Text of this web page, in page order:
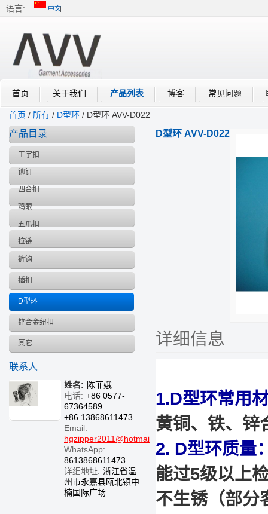
语言: 中文
首页 关于我们 产品列表 博客 常见问题
首页 / 所有 / D型环 / D型环 AVV-D022
产品目录
工字扣
铆钉
四合扣
鸡眼
五爪扣
拉链
裤钩
插扣
D型环
锌合金纽扣
其它
联系人
姓名: 陈菲娥
电话: +86 0577-
67364589
+86 13868611473
Email:
hgzipper2011@hotmail.com
WhatsApp:
8613868611473
详细地址: 浙江省温
州市永嘉县瓯北镇中
楠国际广场
D型环 AVV-D022
详细信息
1.D型环常用
黄铜、铁、锌
2. D型环质量
能过5级以上
不生锈（部分